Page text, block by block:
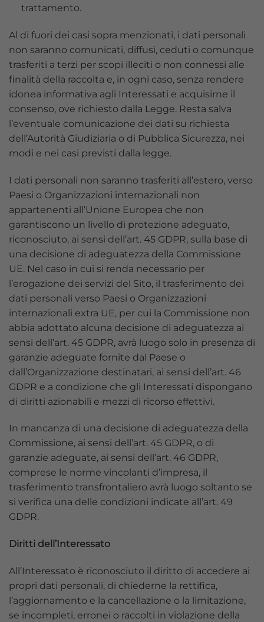
trattamento.
Al di fuori dei casi sopra menzionati, i dati personali
non saranno comunicati, diffusi, ceduti o comunque
trasferiti a terzi per scopi illeciti o non connessi alle
finalità della raccolta e, in ogni caso, senza rendere
idonea informativa agli Interessati e acquisirne il
consenso, ove richiesto dalla Legge. Resta salva
l’eventuale comunicazione dei dati su richiesta
dell’Autorità Giudiziaria o di Pubblica Sicurezza, nei
modi e nei casi previsti dalla legge.
I dati personali non saranno trasferiti all’estero, verso
Paesi o Organizzazioni internazionali non
appartenenti all’Unione Europea che non
garantiscono un livello di protezione adeguato,
riconosciuto, ai sensi dell’art. 45 GDPR, sulla base di
una decisione di adeguatezza della Commissione
UE. Nel caso in cui si renda necessario per
l’erogazione dei servizi del Sito, il trasferimento dei
dati personali verso Paesi o Organizzazioni
internazionali extra UE, per cui la Commissione non
abbia adottato alcuna decisione di adeguatezza ai
sensi dell’art. 45 GDPR, avrà luogo solo in presenza di
garanzie adeguate fornite dal Paese o
dall’Organizzazione destinatari, ai sensi dell’art. 46
GDPR e a condizione che gli Interessati dispongano
di diritti azionabili e mezzi di ricorso effettivi.
In mancanza di una decisione di adeguatezza della
Commissione, ai sensi dell’art. 45 GDPR, o di
garanzie adeguate, ai sensi dell’art. 46 GDPR,
comprese le norme vincolanti d’impresa, il
trasferimento transfrontaliero avrà luogo soltanto se
si verifica una delle condizioni indicate all’art. 49
GDPR.
Diritti dell’Interessato
All’Interessato è riconosciuto il diritto di accedere ai
propri dati personali, di chiederne la rettifica,
l’aggiornamento e la cancellazione o la limitazione,
se incompleti, erronei o raccolti in violazione della